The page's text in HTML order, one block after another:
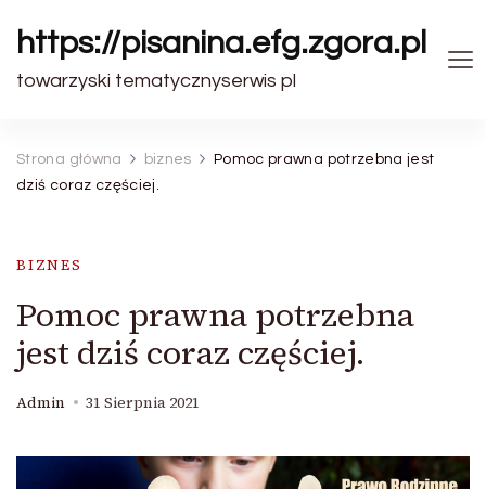
https://pisanina.efg.zgora.pl
towarzyski tematycznyserwis pl
Strona główna biznes
Pomoc prawna potrzebna jest
dziś coraz częściej.
BIZNES
Pomoc prawna potrzebna
jest dziś coraz częściej.
Admin 31 Sierpnia 2021